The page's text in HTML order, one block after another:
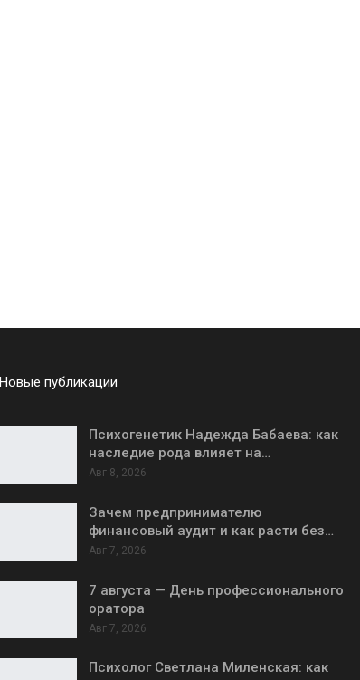
Новые публикации
Психогенетик Надежда Бабаева: как
наследие рода влияет на…
Авг 8, 2026
Зачем предпринимателю
финансовый аудит и как расти без…
Авг 7, 2026
7 августа — День профессионального
оратора
Авг 7, 2026
Психолог Светлана Миленская: как